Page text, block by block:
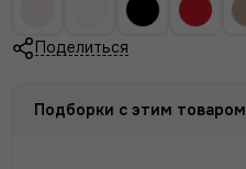
Поделиться
Подборки с этим товаром